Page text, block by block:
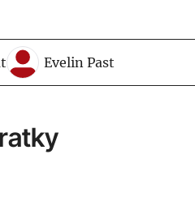
Evelin Past